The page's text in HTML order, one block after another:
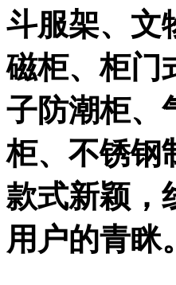
斗服架、文
磁柜、柜门
子防潮柜、
柜、不锈钢
款式新颖，
用户的青眯。